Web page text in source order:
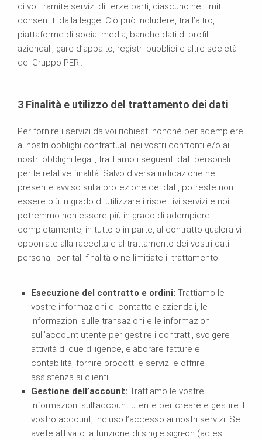
di voi tramite servizi di terze parti, ciascuno nei limiti
consentiti dalla legge. Ciò può includere, tra l’altro,
piattaforme di social media, banche dati di profili
aziendali, gare d’appalto, registri pubblici e altre società
del Gruppo PERI.
3 Finalità e utilizzo del trattamento dei dati
Per fornire i servizi da voi richiesti nonché per adempiere
ai nostri obblighi contrattuali nei vostri confronti e/o ai
nostri obblighi legali, trattiamo i seguenti dati personali
per le relative finalità. Salvo diversa indicazione nel
presente avviso sulla protezione dei dati, potreste non
essere più in grado di utilizzare i rispettivi servizi e noi
potremmo non essere più in grado di adempiere
completamente, in tutto o in parte, al contratto qualora vi
opponiate alla raccolta e al trattamento dei vostri dati
personali per tali finalità o ne limitiate il trattamento.
Esecuzione del contratto e ordini: Trattiamo le
vostre informazioni di contatto e aziendali, le
informazioni sulle transazioni e le informazioni
sull’account utente per gestire i contratti, svolgere
attività di due diligence, elaborare fatture e
contabilità, fornire prodotti e servizi e offrire
assistenza ai clienti.
Gestione dell’account: Trattiamo le vostre
informazioni sull’account utente per creare e gestire il
vostro account, incluso l’accesso ai nostri servizi. Se
avete attivato la funzione di single sign-on (ad es.